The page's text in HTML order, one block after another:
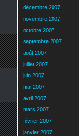
décembre 2007
novembre 2007
octobre 2007
septembre 2007
août 2007
juillet 2007
juin 2007
mai 2007
avril 2007
mars 2007
février 2007
janvier 2007